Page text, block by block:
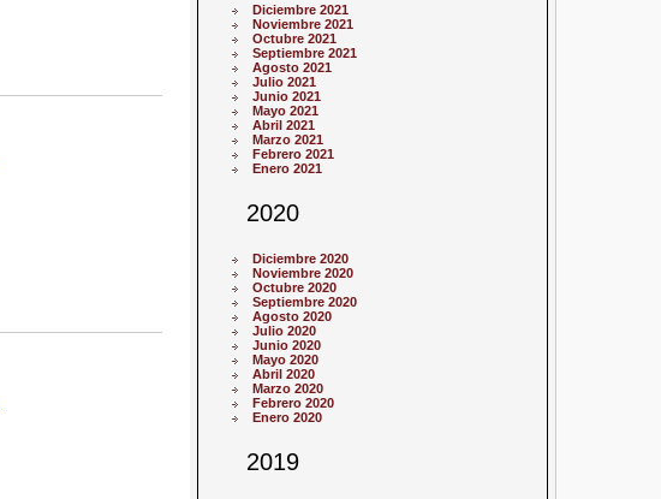
Diciembre 2021
Noviembre 2021
Octubre 2021
Septiembre 2021
Agosto 2021
Julio 2021
Junio 2021
Mayo 2021
Abril 2021
Marzo 2021
Febrero 2021
Enero 2021
2020
Diciembre 2020
Noviembre 2020
Octubre 2020
Septiembre 2020
Agosto 2020
Julio 2020
Junio 2020
Mayo 2020
Abril 2020
Marzo 2020
Febrero 2020
Enero 2020
2019